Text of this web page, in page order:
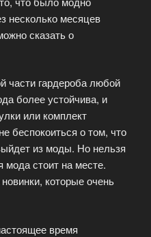
несколько месяцев
сказать о
части гардероба любой
более устойчива, и
или комплект
беспокоиться о том, что
из моды. Но нельзя
мода стоит на месте.
которые очень
время